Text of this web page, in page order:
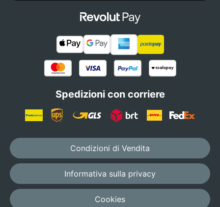
Spedizioni con corriere
Condizioni di Vendita
Informativa sulla privacy
Cookies